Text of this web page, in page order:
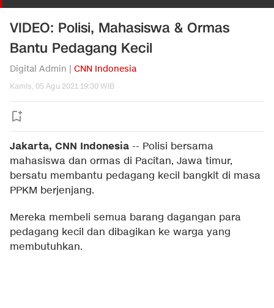
VIDEO: Polisi, Mahasiswa & Ormas
Bantu Pedagang Kecil
Digital Admin | CNN Indonesia
Kamis, 05 Agu 2021 19:30 WIB
Jakarta, CNN Indonesia -- Polisi bersama
mahasiswa dan ormas di Pacitan, Jawa timur,
bersatu membantu pedagang kecil bangkit di masa
PPKM berjenjang.
Mereka membeli semua barang dagangan para
pedagang kecil dan dibagikan ke warga yang
membutuhkan.